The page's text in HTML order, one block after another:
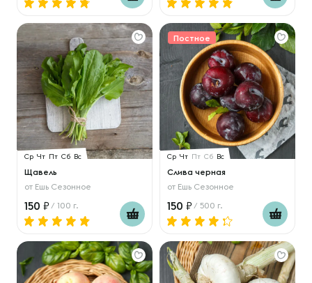
Ср Чт Пт Сб Вс
Щавель
от Ешь Сезонное
150 / 100 г.
Постное
Ср Чт Пт Сб Вс
Слива черная
от Ешь Сезонное
150 / 500 г.